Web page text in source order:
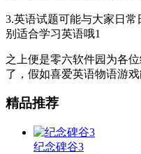
3.英语试题可能与大家日
别适合学习英语哦1
之上便是零六软件园为各
了，假如喜爱英语物语游
精品推荐
纪念碑谷3